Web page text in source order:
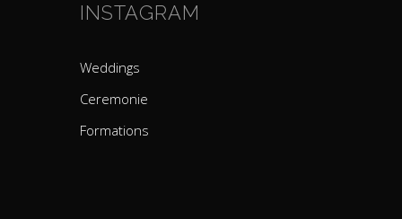
INSTAGRAM
Weddings
Ceremonie
Formations